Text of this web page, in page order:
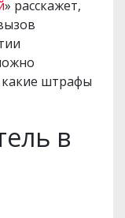
» расскажет,
какие штрафы
в